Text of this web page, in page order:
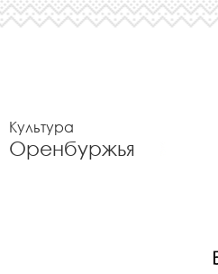
Культура
Оренбуржья